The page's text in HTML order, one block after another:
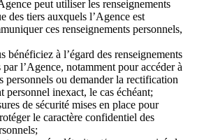
peut utiliser les renseignements
des tiers auxquels l’Agence est
ces renseignements personnels,
bénéficiez à l’égard des renseignements
l’Agence, notamment pour accéder à
personnels ou demander la rectification
personnel inexact, le cas échéant;
de sécurité mises en place pour
le caractère confidentiel des